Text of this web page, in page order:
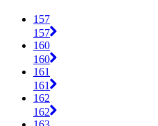
157
157
160
160
161
161
162
162